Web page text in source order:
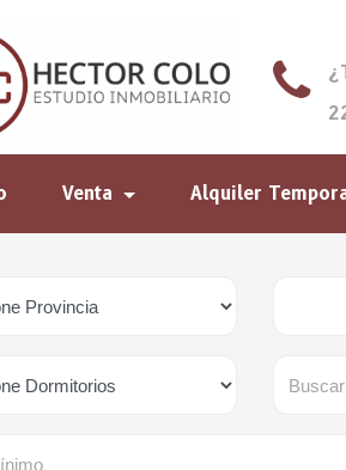
Venta Alquiler